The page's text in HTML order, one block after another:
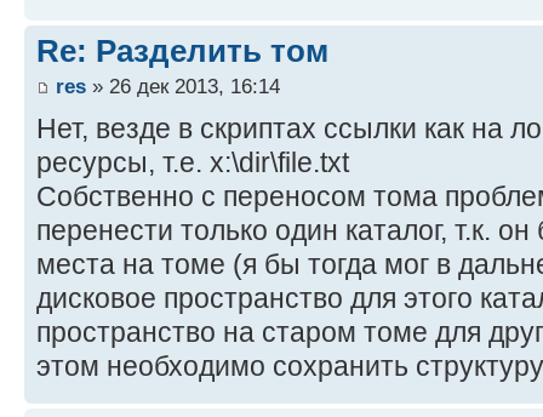
Re: Разделить том
res » 26 дек 2013, 16:14
Нет, везде в скриптах ссылки как на
ресурсы, т.е. x:\dir\file.txt
Собственно с переносом тома
перенести только один каталог, т.к.
места на томе (я бы тогда мог в
дисковое пространство для этого
пространство на старом томе для
этом необходимо сохранить